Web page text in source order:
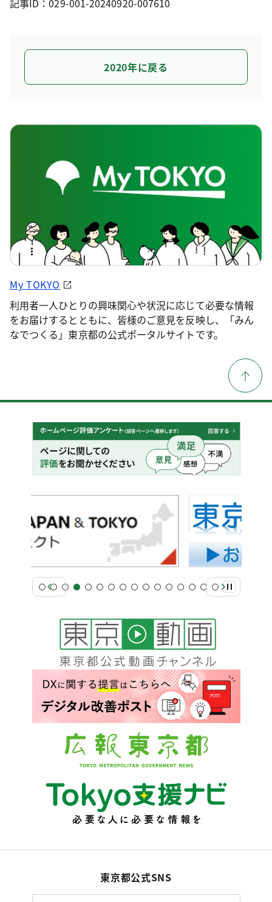
2020年に戻る
My TOKYO
利用者一人ひとりの興味関心や状況に応じて必要な情報
をお届けするとともに、皆様のご意見を反映し、「みん
なでつくる」東京都の公式ポータルサイトです。
東京都公式SNS